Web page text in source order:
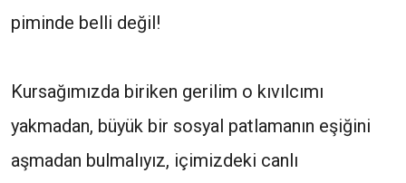
piminde belli değil!
Kursağımızda biriken gerilim o kıvılcımı
yakmadan, büyük bir sosyal patlamanın eşiğini
aşmadan bulmalıyız, içimizdeki canlı